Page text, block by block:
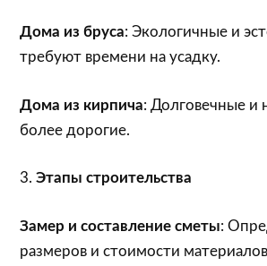
Дома из бруса: Экологичные и
требуют времени на усадку.
Дома из кирпича: Долговечные и
более дорогие.
3.Этапы строительства
Замер и составление сметы:
размеров и стоимости